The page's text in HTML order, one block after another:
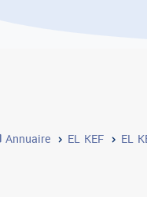
Annuaire EL KEF EL